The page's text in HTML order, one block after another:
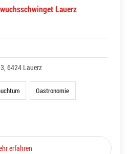
Lauerz
6424 Lauerz
Gastronomie
erfahren